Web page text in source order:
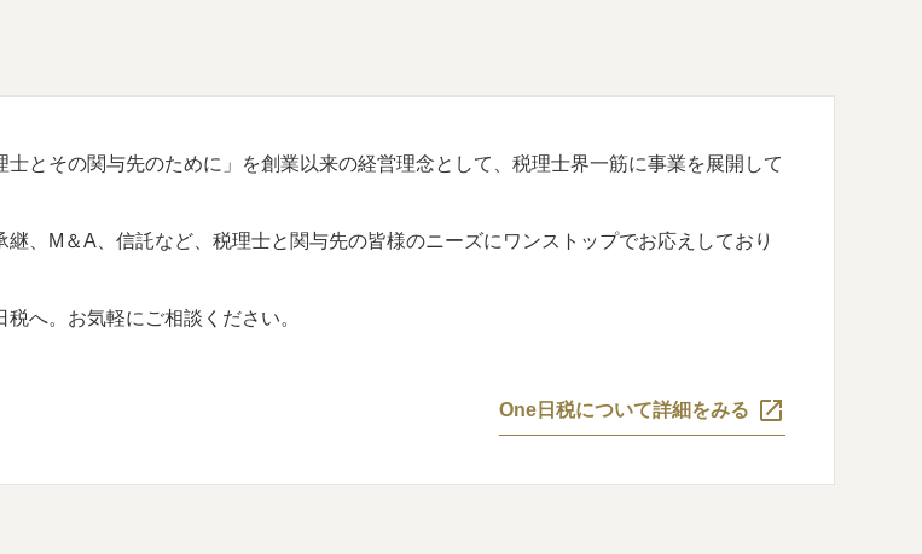
士とその関与先のために」を創業以来の経営理念として、税理士界一筋に事業を展開して
継、M＆A、信託など、税理士と関与先の皆様のニーズにワンストップでお応えしており
へ。お気軽にご相談ください。
One日税について詳細をみる